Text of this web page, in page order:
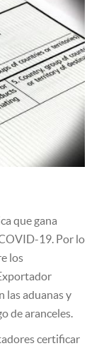
que gana
19. Por lo
los
las aduanas y
de aranceles.
certificar